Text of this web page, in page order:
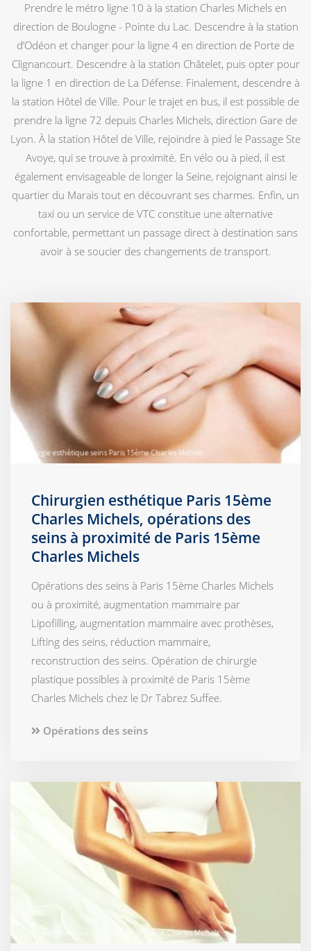
Prendre le métro ligne 10 à la station Charles Michels en
direction de Boulogne - Pointe du Lac. Descendre à la station
d’Odéon et changer pour la ligne 4 en direction de Porte de
Clignancourt. Descendre à la station Châtelet, puis opter pour
la ligne 1 en direction de La Défense. Finalement, descendre à
la station Hôtel de Ville. Pour le trajet en bus, il est possible de
prendre la ligne 72 depuis Charles Michels, direction Gare de
Lyon. À la station Hôtel de Ville, rejoindre à pied le Passage Ste
Avoye, qui se trouve à proximité. En vélo ou à pied, il est
également envisageable de longer la Seine, rejoignant ainsi le
quartier du Marais tout en découvrant ses charmes. Enfin, un
taxi ou un service de VTC constitue une alternative
confortable, permettant un passage direct à destination sans
avoir à se soucier des changements de transport.
Chirurgien esthétique Paris 15ème
Charles Michels, opérations des
seins à proximité de Paris 15ème
Charles Michels
Opérations des seins à Paris 15ème Charles Michels
ou à proximité, augmentation mammaire par
Lipofilling, augmentation mammaire avec prothèses,
Lifting des seins, réduction mammaire,
reconstruction des seins. Opération de chirurgie
plastique possibles à proximité de Paris 15ème
Charles Michels chez le Dr Tabrez Suffee.
Opérations des seins